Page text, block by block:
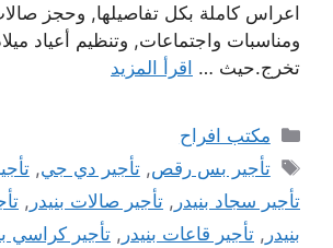
اعراس كاملة بكل تفاصيلها, وحجز
ومناسبات واجتماعات, وتنظيم أعياد
تخرج.حيث … اقرأ المزيد
التصنيفات
مكتب افراح
الوسوم
تأجير بس رقص,تأجير دي جي,
تأجير سجاد بنيدر , تأجير صالات بنيدر ,
بنيدر , تأجير قاعات بنيدر , تأجير كراسي